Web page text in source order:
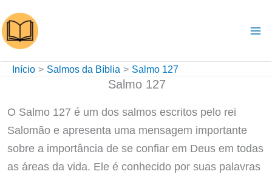
para
o
conteúdo
Início Salmos da Bíblia Salmo 127
Salmo 127
O Salmo 127 é um dos salmos escritos pelo rei
Salomão e apresenta uma mensagem importante
sobre a importância de se confiar em Deus em todas
as áreas da vida. Ele é conhecido por suas palavras